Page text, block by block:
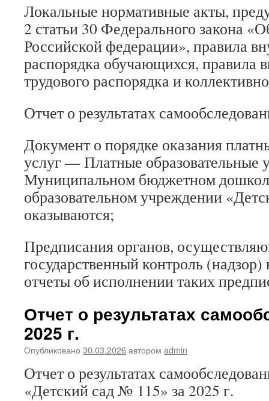
Локальные нормативные акты,
2 статьи 30 Федерального закона
Российской федерации», правила
распорядка обучающихся, правила
трудового распорядка и
Отчет о результатах
Документ о порядке оказания
услуг — Платные образовательные
Муниципальном бюджетном
образовательном учреждении
оказываются;
Предписания органов,
государственный контроль (надзор)
отчеты об исполнении таких
Отчет о результатах
2025 г.
Опубликовано 30.03.2026автором admin
Отчет о результатах
«Детский сад № 115» за 2025 г.